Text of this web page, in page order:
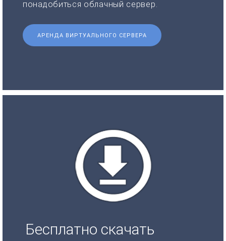
понадобиться облачный сервер.
АРЕНДА ВИРТУАЛЬНОГО СЕРВЕРА
Бесплатно скачать